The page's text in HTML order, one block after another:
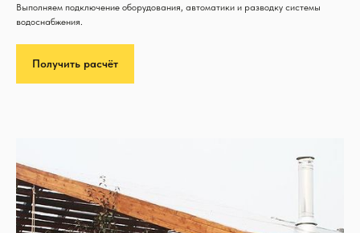
Выполняем подключение оборудования, автоматики и разводку системы
водоснабжения.
Получить расчёт